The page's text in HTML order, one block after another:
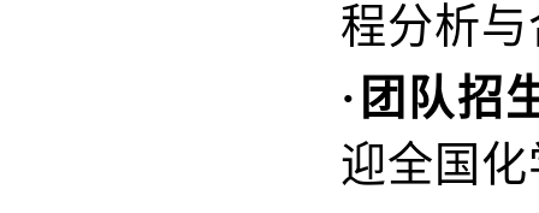
程分析
· 团队招
迎全国